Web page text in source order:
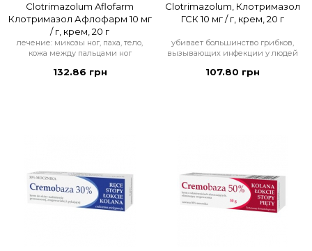
Clotrimazolum Aflofarm
Клотримазол Афлофарм 10 мг
/ г, крем, 20 г
лечение: микозы ног, паха, тело,
кожа между пальцами ног
132.86 грн
Clotrimazolum, Клотримазол
ГСК 10 мг / г, крем, 20 г
убивает большинство грибков,
вызывающих инфекции у людей
107.80 грн